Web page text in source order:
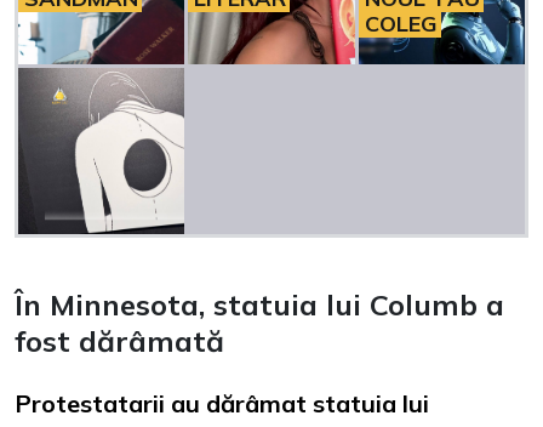
COLEG
În Minnesota, statuia lui Columb a
fost dărâmată
Protestatarii au dărâmat statuia lui